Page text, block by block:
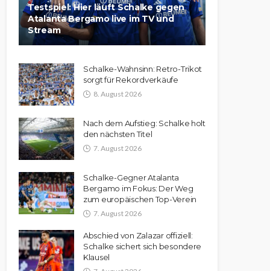
Testspiel: Hier läuft Schalke gegen
Atalanta Bergamo live im TV und
Stream
Schalke-Wahnsinn: Retro-Trikot
sorgt für Rekordverkäufe
8. August 2026
Nach dem Aufstieg: Schalke holt
den nächsten Titel
7. August 2026
Schalke-Gegner Atalanta
Bergamo im Fokus: Der Weg
zum europäischen Top-Verein
7. August 2026
Abschied von Zalazar offiziell:
Schalke sichert sich besondere
Klausel